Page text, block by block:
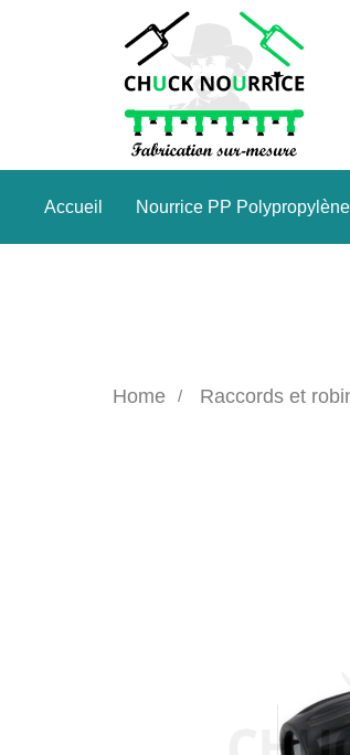
Accueil Nourrice PP Polypropylène
Home Raccords et